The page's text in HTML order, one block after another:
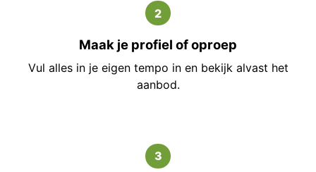
2
Maak je profiel of oproep
Vul alles in je eigen tempo in en bekijk alvast het
aanbod.
3